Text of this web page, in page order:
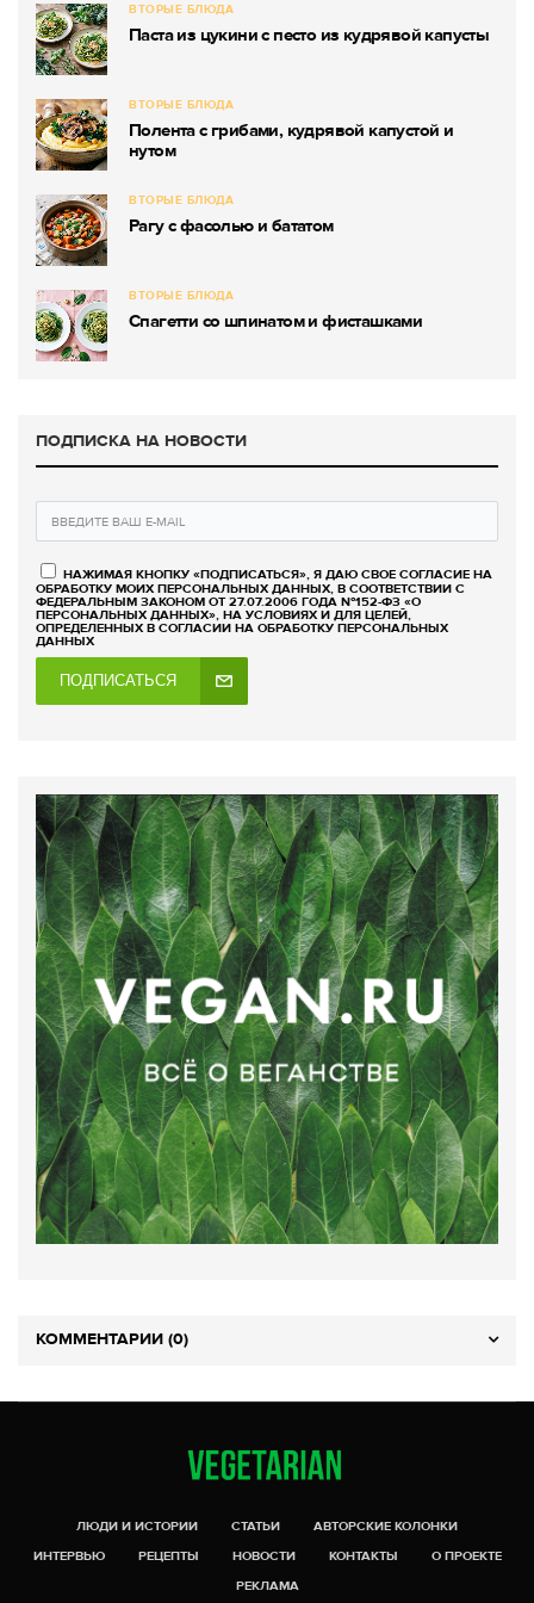
ВТОРЫЕ БЛЮДА
Паста из цукини с песто из кудрявой капусты
ВТОРЫЕ БЛЮДА
Полента с грибами, кудрявой капустой и
нутом
ВТОРЫЕ БЛЮДА
Рагу с фасолью и бататом
ВТОРЫЕ БЛЮДА
Спагетти со шпинатом и фисташками
ПОДПИСКА НА НОВОСТИ
НАЖИМАЯ КНОПКУ «ПОДПИСАТЬСЯ», Я ДАЮ СВОЕ СОГЛАСИЕ НА
ОБРАБОТКУ МОИХ ПЕРСОНАЛЬНЫХ ДАННЫХ, В СООТВЕТСТВИИ С
ФЕДЕРАЛЬНЫМ ЗАКОНОМ ОТ 27.07.2006 ГОДА №152-ФЗ «О
ПЕРСОНАЛЬНЫХ ДАННЫХ», НА УСЛОВИЯХ И ДЛЯ ЦЕЛЕЙ,
ОПРЕДЕЛЕННЫХ В СОГЛАСИИ НА ОБРАБОТКУ ПЕРСОНАЛЬНЫХ
ДАННЫХ
ПОДПИСАТЬСЯ
КОММЕНТАРИИ (0)
ЛЮДИ И ИСТОРИИ СТАТЬИ
АВТОРСКИЕ КОЛОНКИ
ИНТЕРВЬЮ
РЕЦЕПТЫ НОВОСТИ КОНТАКТЫ
О ПРОЕКТЕ
РЕКЛАМА